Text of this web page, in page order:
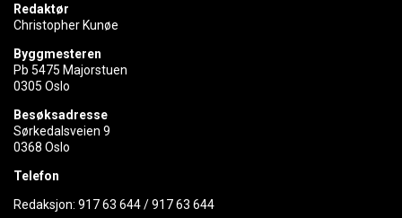
Redaktør
Christopher Kunøe
Byggmesteren
Pb 5475 Majorstuen
0305 Oslo
Besøksadresse
Sørkedalsveien 9
0368 Oslo
Telefon
Redaksjon: 917 63 644/917 63 644